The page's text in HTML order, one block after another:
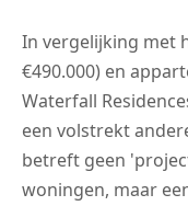
In vergelijking met
€490.000) en
Waterfall
een volstrekt
betreft geen
woningen, maar